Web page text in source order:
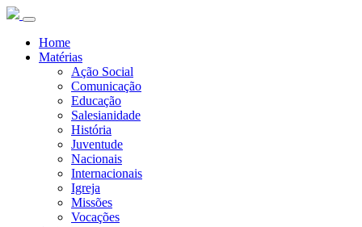
Home
Matérias
Ação Social
Comunicação
Educação
Salesianidade
História
Juventude
Nacionais
Internacionais
Igreja
Missões
Vocações